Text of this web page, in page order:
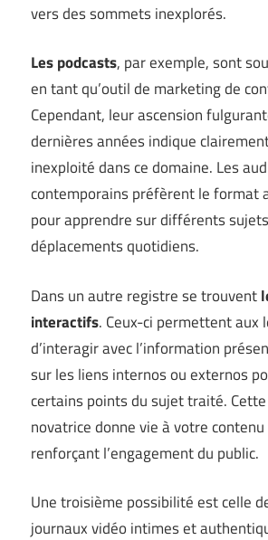
vers des sommets inexplorés.
Les podcasts, par exemple, sont
en tant qu’outil de marketing de
Cependant, leur ascension
dernières années indique
inexploité dans ce domaine. Les
contemporains préfèrent le format
pour apprendre sur différents
déplacements quotidiens.
Dans un autre registre se trouvent
interactifs. Ceux-ci permettent aux
d’interagir avec l’information
sur les liens internos ou externos
certains points du sujet traité.
novatrice donne vie à votre
renforçant l’engagement du public.
Une troisième possibilité est celle
journaux vidéo intimes et